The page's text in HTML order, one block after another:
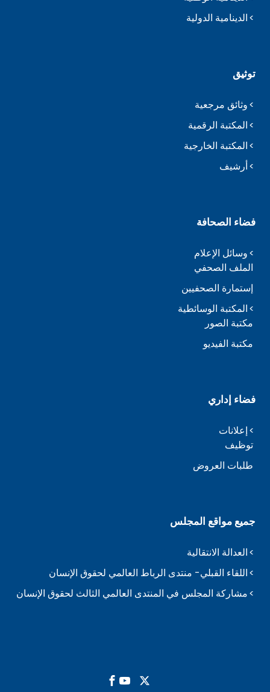
الدينامية الدولية
توثيق
وثائق مرجعية
المكتبة الرقمية
المكتبة الخارجية
أرشيف
فضاء الصحافة
وسائل الإعلام
الملف الصحفي
إستمارة الصحفيين
المكتبة الوسائطية
مكتبة الصور
مكتبة الفيديو
فضاء إداري
إعلانات
توظيف
طلبات العروض
جميع مواقع المجلس
العدالة الانتقالية
اللقاء القبلي- منتدى الرباط العالمي لحقوق الإنسان
مشاركة المجلس في المنتدى العالمي الثالث لحقوق الإنسان